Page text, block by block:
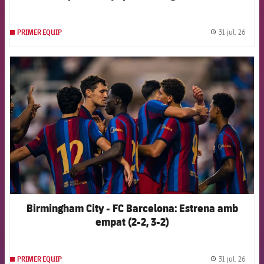
PRIMER EQUIP 31 jul. 26
FCB Barcelona badge
Birmingham City - FC Barcelona: Estrena amb
empat (2-2, 3-2)
PRIMER EQUIP 31 jul. 26